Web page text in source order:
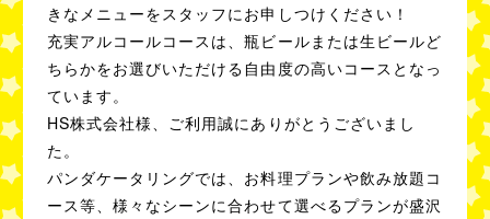
きなメニューをスタッフにお申しつけください！
充実アルコールコースは、瓶ビールまたは生ビールど
ちらかをお選びいただける自由度の高いコースとなっ
ています。
HS株式会社様、ご利用誠にありがとうございまし
た。
パンダケータリングでは、お料理プランや飲み放題コ
ース等、様々なシーンに合わせて選べるプランが盛沢